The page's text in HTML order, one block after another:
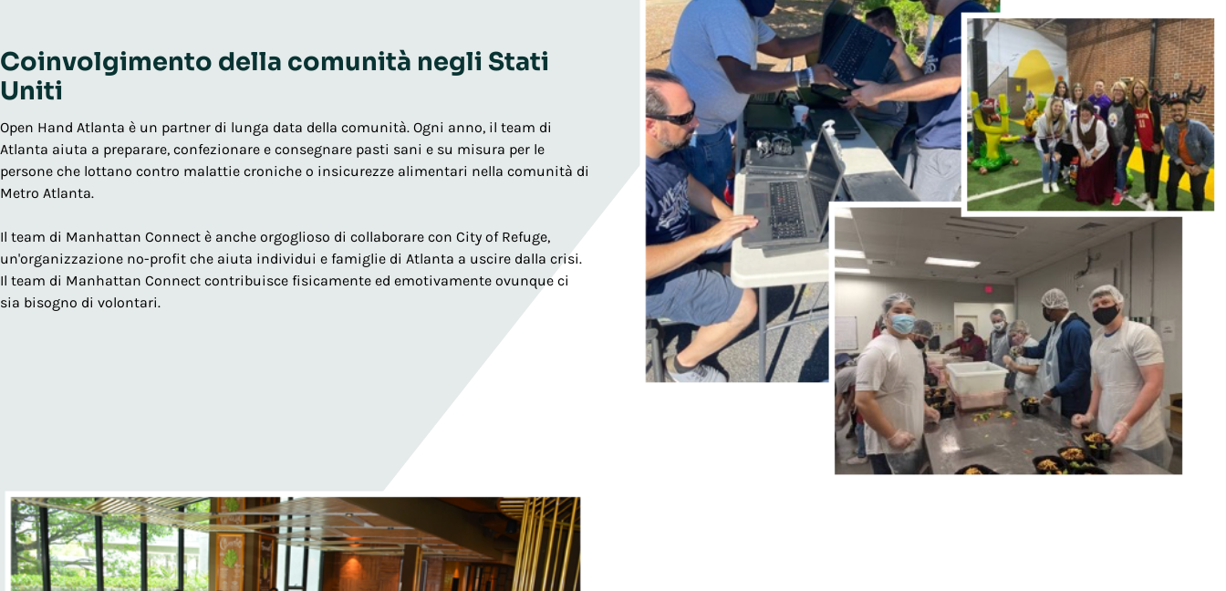
Coinvolgimento della comunità negli Stati
Uniti
Open Hand Atlanta è un partner di lunga data della comunità. Ogni anno, il team di
Atlanta aiuta a preparare, confezionare e consegnare pasti sani e su misura per le
persone che lottano contro malattie croniche o insicurezze alimentari nella comunità di
Metro Atlanta.
Il team di Manhattan Connect è anche orgoglioso di collaborare con City of Refuge,
un'organizzazione no-profit che aiuta individui e famiglie di Atlanta a uscire dalla crisi.
Il team di Manhattan Connect contribuisce fisicamente ed emotivamente ovunque ci
sia bisogno di volontari.